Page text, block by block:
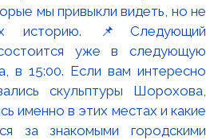
мы привыкли видеть, но не
историю. 📌Следующий
уже в следующую
в 15:00. Если вам интересно
скульптуры Шорохова,
именно в этих местах и какие
за знакомыми городскими